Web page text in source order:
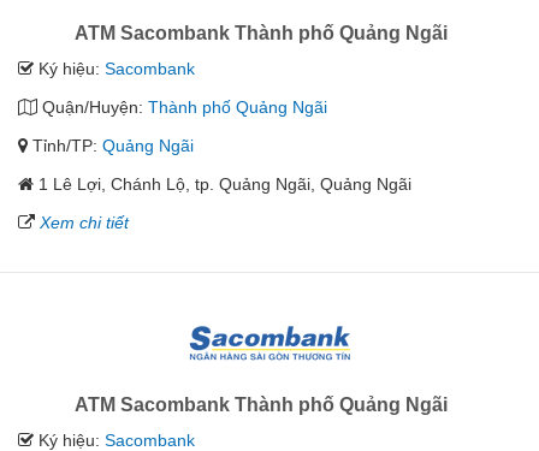
ATM Sacombank Thành phố Quảng Ngãi
Ký hiệu: Sacombank
Quận/Huyện: Thành phố Quảng Ngãi
Tỉnh/TP: Quảng Ngãi
1 Lê Lợi, Chánh Lộ, tp. Quảng Ngãi, Quảng Ngãi
Xem chi tiết
ATM Sacombank Thành phố Quảng Ngãi
Ký hiệu: Sacombank